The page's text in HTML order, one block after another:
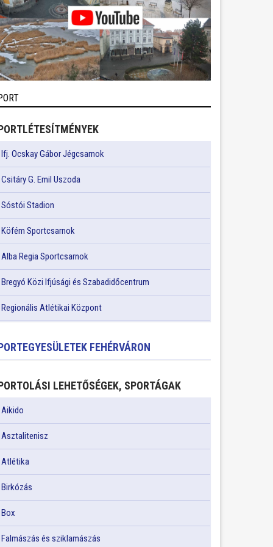
Ifj. Ocskay Gábor Jégcsarnok
Csitáry G. Emil Uszoda
Sóstói Stadion
Köfém Sportcsarnok
Alba Regia Sportcsarnok
Bregyó Közi Ifjúsági és Szabadidőcentrum
Regionális Atlétikai Központ
FEHÉRVÁRON
LEHETŐSÉGEK, SPORTÁGAK
Aikido
Asztalitenisz
Atlétika
Birkózás
Box
Falmászás és sziklamászás